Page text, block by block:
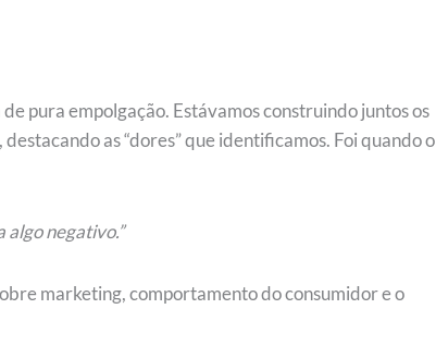
pura empolgação. Estávamos construindo juntos os
as “dores” que identificamos. Foi quando o
algo negativo.”
marketing, comportamento do consumidor e o